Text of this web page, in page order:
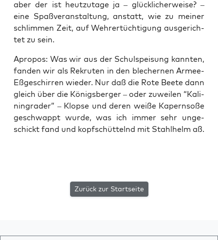
aber der ist heut­zu­ta­ge ja – glück­li­cher­wei­se? –
eine Spaß­ver­an­stal­tung, anstatt, wie zu mei­ner
schlim­men Zeit, auf Wehr­ertüch­ti­gung aus­ge­rich­
tet zu sein.
Apro­pos: Was wir aus der Schul­spei­sung kann­ten,
fan­den wir als Rekru­ten in den ble­cher­nen Armee-
Eßge­schir­ren wie­der. Nur daß die Rote Bee­te dann
gleich über die Königs­ber­ger – oder zuwei­len “Kali­
nin­gra­der” – Klop­se und deren wei­ße Kapern­so­ße
geschwappt wur­de, was ich immer sehr unge­
schickt fand und kopf­schüt­telnd mit Stahl­helm aß.
Zurück zur Startseite